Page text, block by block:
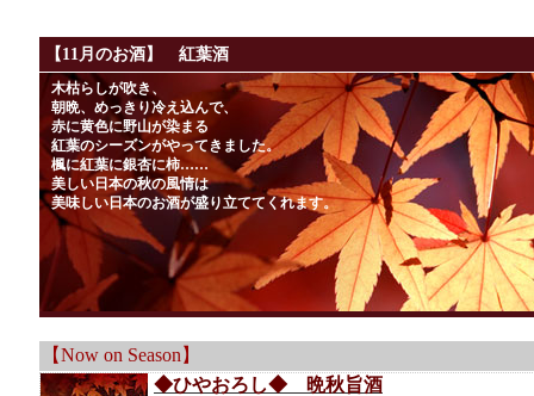
【11月のお酒】 紅葉酒
木枯らしが吹き、
朝晩、めっきり冷え込んで、
赤に黄色に野山が染まる
紅葉のシーズンがやってきました。
楓に紅葉に銀杏に柿……
美しい日本の秋の風情は
美味しい日本のお酒が盛り立ててくれます。
【Now on Season】
◆ひやおろし◆ 晩秋旨酒